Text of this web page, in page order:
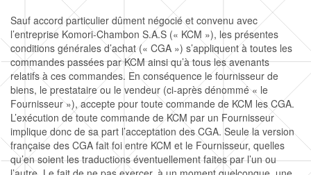
O
N
L
N
T
U
A
L
I
A
R
R
È
N
O
U
S
C
A
P
R
O
N
D
N
O
S
Sauf accord particulier dûment négocié et convenu avec
l’entreprise Komori-Chambon S.A.S (« KCM »), les présentes
conditions générales d’achat (« CGA ») s’appliquent à toutes les
commandes passées par KCM ainsi qu’à tous les avenants
relatifs à ces commandes. En conséquence le fournisseur de
biens, le prestataire ou le vendeur (ci-après dénommé « le
Fournisseur »), accepte pour toute commande de KCM les CGA.
L’exécution de toute commande de KCM par un Fournisseur
implique donc de sa part l’acceptation des CGA. Seule la version
française des CGA fait foi entre KCM et le Fournisseur, quelles
qu’en soient les traductions éventuellement faites par l’un ou